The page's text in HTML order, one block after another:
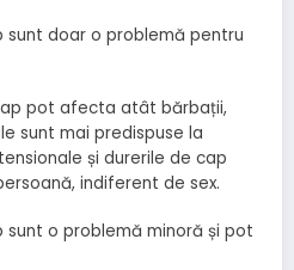
sunt doar o problemă pentru
pot afecta atât bărbații,
sunt mai predispuse la
și durerile de cap
indiferent de sex.
sunt o problemă minoră și pot